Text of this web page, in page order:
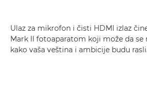
Ulaz za mikrofon i čisti HDMI izlaz
Mark II fotoaparatom koji može da se
kako vaša veština i ambicije budu rasli.